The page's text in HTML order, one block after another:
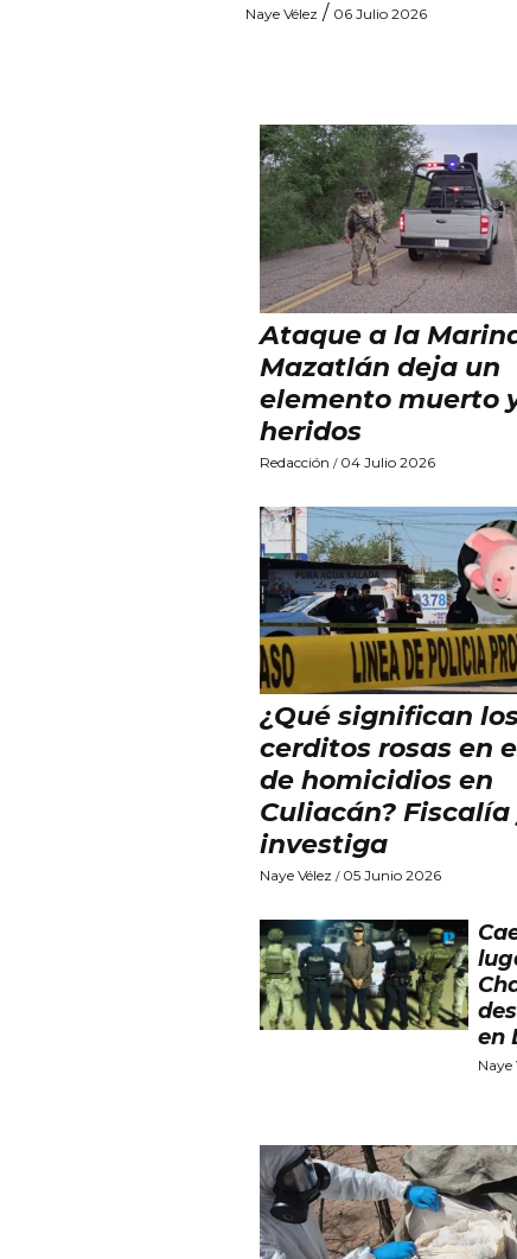
Naye Vélez / 06 Julio 2026
Ataque a la
Mazatlán deja un
elemento muerto
heridos
Redacción / 04 Julio 2026
¿Qué significan
cerditos rosas en
de homicidios en
Culiacán? Fiscalía
investiga
Naye Vélez / 05 Junio 2026
en
Naye